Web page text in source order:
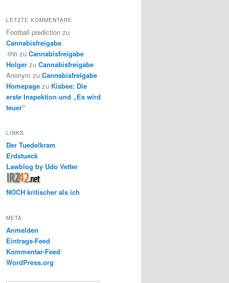
LETZTE KOMMENTARE
Football prediction zu
Cannabisfreigabe
-thh zu Cannabisfreigabe
Holger zu Cannabisfreigabe
Anonym zu Cannabisfreigabe
Homepage zu Kisbee: Die
erste Inspektion und „Es wird
teuer“
LINKS
Der Tuedelkram
Erdstueck
Lawblog by Udo Vetter
NOCH kritischer als ich
META
Anmelden
Eintrags-Feed
Kommentar-Feed
WordPress.org